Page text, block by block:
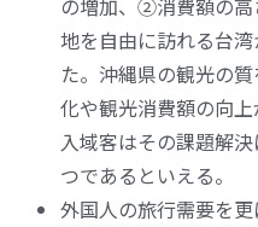
の増加、②消費額の
地を自由に訪れる台
た。沖縄県の観光の
化や観光消費額の向
入域客はその課題解
つであるといえる。
外国人の旅行需要を